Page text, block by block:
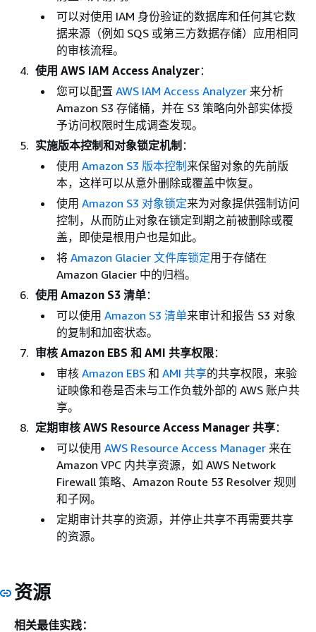
可以对使用 IAM 身份验证的数据库和任何其它数
据来源（例如 SQS 或第三方数据存储）应用相同
的审核流程。
使用 AWS IAM Access Analyzer：
您可以配置 AWS IAM Access Analyzer 来分析
Amazon S3 存储桶，并在 S3 策略向外部实体授
予访问权限时生成调查发现。
实施版本控制和对象锁定机制 ：
使用 Amazon S3 版本控制来保留对象的先前版
本，这样可以从意外删除或覆盖中恢复。
使用 Amazon S3 对象锁定来为对象提供强制访问
控制，从而防止对象在锁定到期之前被删除或覆
盖，即使是根用户也是如此。
将 Amazon Glacier 文件库锁定用于存储在
Amazon Glacier 中的归档。
使用 Amazon S3 清单：
可以使用 Amazon S3 清单来审计和报告 S3 对象
的复制和加密状态。
审核 Amazon EBS 和 AMI 共享权限：
审核 Amazon EBS 和 AMI 共享的共享权限，来验
证映像和卷是否未与工作负载外部的 AWS 账户共
享。
定期审核 AWS Resource Access Manager 共享：
可以使用 AWS Resource Access Manager 来在
Amazon VPC 内共享资源，如 AWS Network
Firewall 策略、Amazon Route 53 Resolver 规则
和子网。
定期审计共享的资源，并停止共享不再需要共享
的资源。
资源
相关最佳实践：